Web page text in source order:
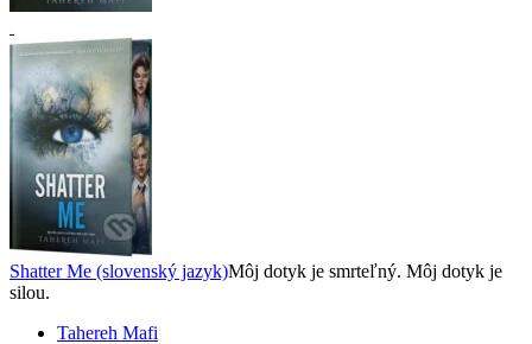
Shatter Me (slovenský jazyk)Môj dotyk je smrteľný. Môj dotyk je
silou.
Tahereh Mafi